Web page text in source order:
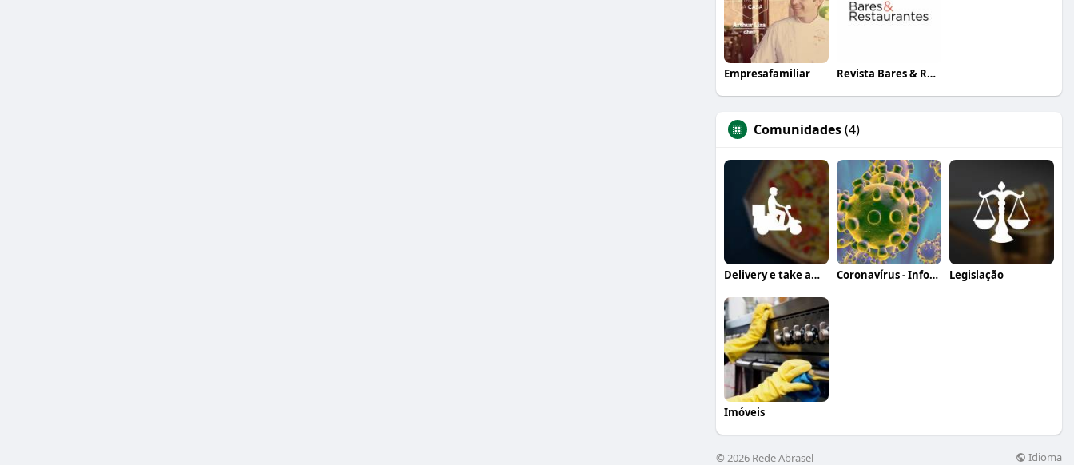
Empresafamiliar Revista Bares & Restaurantes
Comunidades(4)
Delivery e take away Coronavírus - Informação, orientação e a Legislação
Imóveis
© 2026 Rede Abrasel Idioma